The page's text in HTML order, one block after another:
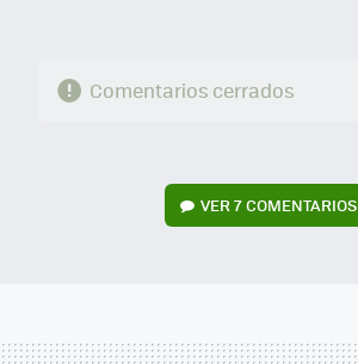
Comentarios cerrados
VER7 COMENTARIOS